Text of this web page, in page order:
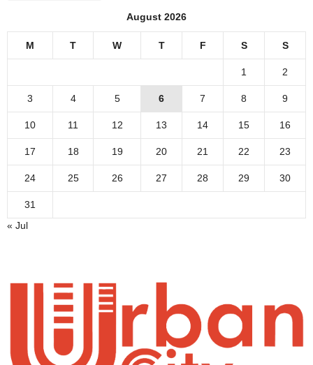
August 2026
M T W T F S S
1 2
3 4 5 6 7 8 9
10 11 12 13 14 15 16
17 18 19 20 21 22 23
24 25 26 27 28 29 30
31
« Jul